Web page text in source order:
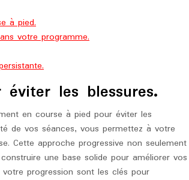
à pied.
votre programme.
éviter les blessures.
en course à pied pour éviter les
de vos séances, vous permettez à votre
Cette approche progressive non seulement
une base solide pour améliorer vos
progression sont les clés pour